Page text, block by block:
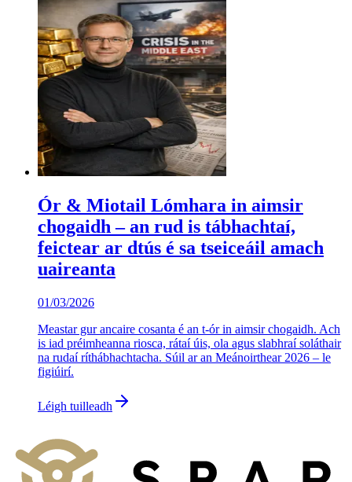
Ór & Miotail Lómhara in aimsir
chogaidh – an rud is tábhachtaí,
feictear ar dtús é sa tseiceáil amach
uaireanta
01/03/2026
Meastar gur ancaire cosanta é an t-ór in aimsir chogaidh. Ach
is iad préimheanna riosca, rátaí úis, ola agus slabhraí soláthair
na rudaí ríthábhachtacha. Súil ar an Meánoirthear 2026 – le
figiúirí.
Léigh tuilleadh